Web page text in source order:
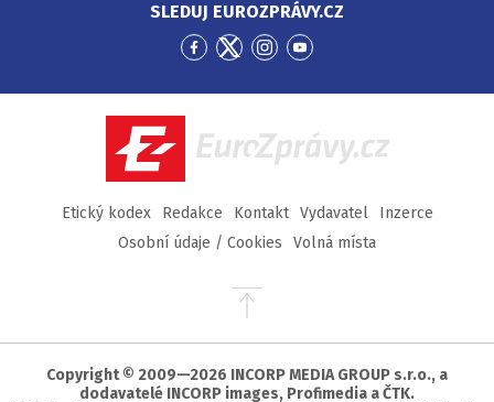
SLEDUJ EUROZPRÁVY.CZ
Přejít
Facebook
Přejít
Twitter
Přejít
Instagram
Přejít
YouTube
EuroZprávy.cz
Etický kodex Redakce Kontakt Vydavatel
Inzerce
Osobní údaje / Cookies
Volná místa
Přejít
stránky
Copyright © 2009—2026 INCORP MEDIA GROUP s.r.o., a
dodavatelé INCORP images, Profimedia a ČTK.